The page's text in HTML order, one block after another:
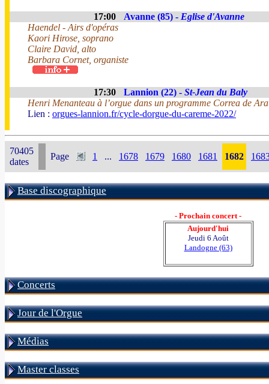
17:00 Avanne (85) - Eglise d'Avanne
Haendel - Airs d'opéras
Kaori Hirose, soprano
Claire David, alto
Barbara Cornet, organiste
17:30 Lannion (22) - St-Jean du Baly
Henri Menanteau à l’orgue dans un programme Correa de
Lien : orgues-lannion.fr/cycle-dorgue-du-careme-2022/
70405
dates
Page 1 ... 1678 1679 1680 1681 1682
Base discographique
- Prochain concert -
Aujourd'hui
Jeudi 6 Août
Landogne (63)
Concerts
Jour de l'Orgue
Médias
Master classes